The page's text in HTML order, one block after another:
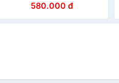
Gọn Không Bàn Phím Phụ )
580.000 đ